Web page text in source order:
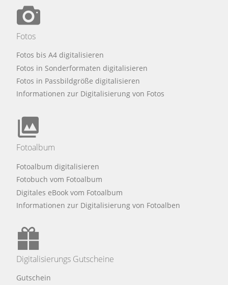
Fotos
Fotos bis A4 digitalisieren
Fotos in Sonderformaten digitalisieren
Fotos in Passbildgröße digitalisieren
Informationen zur Digitalisierung von Fotos
Fotoalbum
Fotoalbum digitalisieren
Fotobuch vom Fotoalbum
Digitales eBook vom Fotoalbum
Informationen zur Digitalisierung von Fotoalben
Digitalisierungs Gutscheine
Gutschein